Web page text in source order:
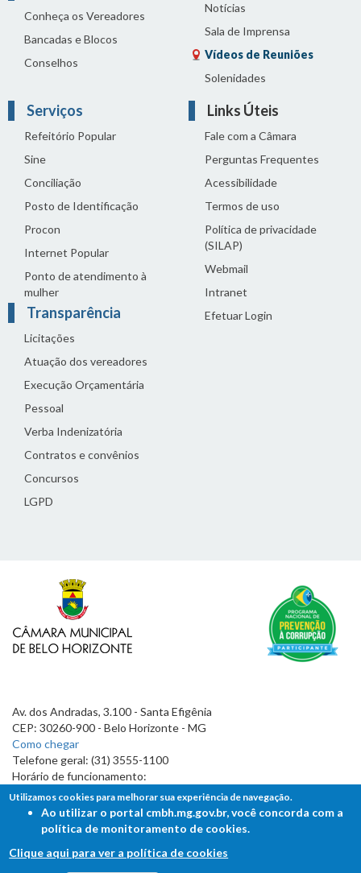
Conheça os Vereadores
Bancadas e Blocos
Conselhos
Notícias
Sala de Imprensa
Vídeos de Reuniões
Solenidades
Serviços
Refeitório Popular
Sine
Conciliação
Posto de Identificação
Procon
Internet Popular
Ponto de atendimento à
mulher
Transparência
Licitações
Atuação dos vereadores
Execução Orçamentária
Pessoal
Verba Indenizatória
Contratos e convênios
Concursos
LGPD
Links Úteis
Fale com a Câmara
Perguntas Frequentes
Acessibilidade
Termos de uso
Política de privacidade
(SILAP)
Webmail
Intranet
Efetuar Login
Av. dos Andradas, 3.100 - Santa Efigênia
CEP: 30260-900 - Belo Horizonte - MG
Como chegar
Telefone geral: (31) 3555-1100
Horário de funcionamento:
7h às 19h
Utilizamos cookies para melhorar sua experiência de navegação.
Ao utilizar o portal cmbh.mg.gov.br, você concorda com a
política de monitoramento de cookies.
Clique aqui para ver a política de cookies